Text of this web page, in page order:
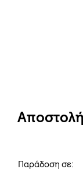
Παράδοση σε: